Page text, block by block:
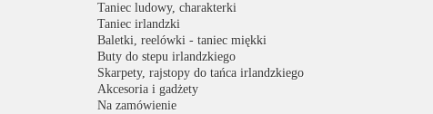
Taniec ludowy, charakterki
Taniec irlandzki
Baletki, reelówki - taniec miękki
Buty do stepu irlandzkiego
Skarpety, rajstopy do tańca irlandzkiego
Akcesoria i gadżety
Na zamówienie